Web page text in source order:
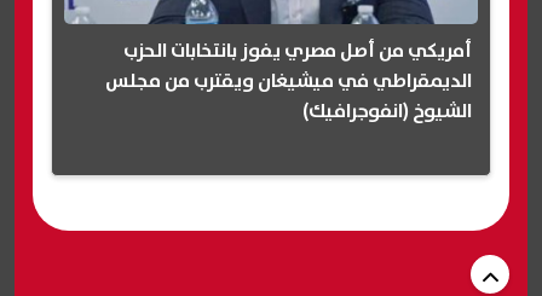
أمريكي من أصل مصري يفوز بانتخابات الحزب
الديمقراطي في ميشيغان ويقترب من مجلس
الشيوخ (انفوجرافيك)